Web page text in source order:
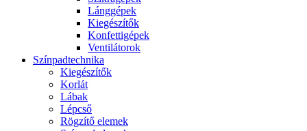
Lánggépek
Kiegészítők
Konfettigépek
Ventilátorok
Színpadtechnika
Kiegészítők
Korlát
Lábak
Lépcső
Rögzítő elemek